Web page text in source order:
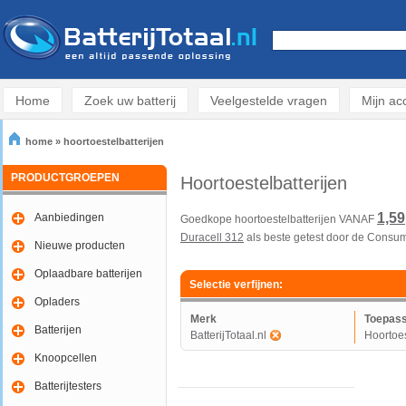
Home Zoek uw batterij Veelgestelde vragen Mijn
home » hoortoestelbatterijen
PRODUCTGROEPEN
Aanbiedingen
Nieuwe producten
Oplaadbare batterijen
Opladers
Batterijen
Knoopcellen
Batterijtesters
Hoortoestelbatterijen
Goedkope hoortoestelbatterijen VANAF 1,59
Duracell 312 als beste getest door de
Meerinformatie over hoorbatterijen en het
Telegraaf heeft
Nederland is
en alles gratis verstuurt.
Hier een
naar het artikel van zaterdag
Selectie verfijnen:
Merk
BatterijTotaal.nl